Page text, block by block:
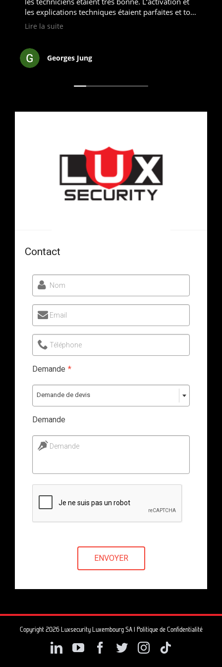
les explications techniques étaient parfaites et tout
fonctionne. Je ne peux que recommander les
Lire la suite
Georges Jung
Contact
Nom
Email
Téléphone
Demande *
Demande de devis
Demande
Demande
ENVOYER
Copyright 2026 Luxsecurity Luxembourg SA | Politique de Confidentialité
LinkedInYouTubeFacebook
TwitterInstagram